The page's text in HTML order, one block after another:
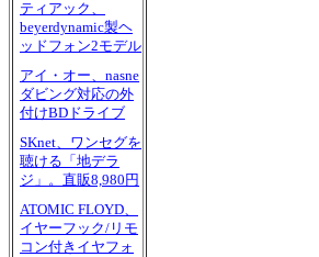
ティアック、
beyerdynamic製ヘ
ッドフォン2モデル
アイ・オー、nasne
ダビング対応の外
付けBDドライブ
SKnet、ワンセグを
聴ける「地デラ
ジ」。直販8,980円
ATOMIC FLOYD、
イヤーフック/リモ
コン付きイヤフォ